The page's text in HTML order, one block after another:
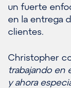
un fuerte
en la entrega
clientes.
Christopher
trabajando en
y ahora